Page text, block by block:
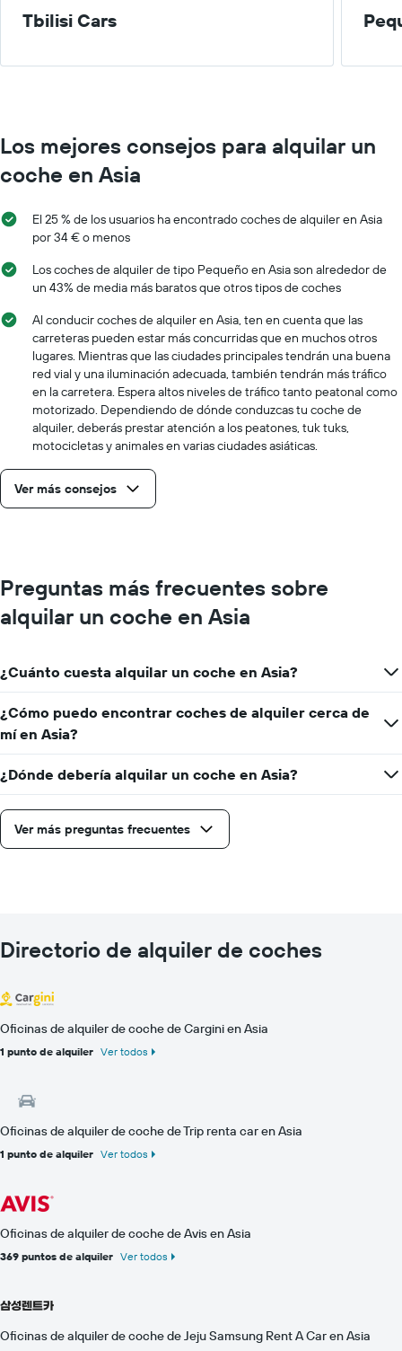
X
El
gráfico
tiene
eje
muestra
medio
de
un
alquiler
coche
para
un
día
Tbilisi Cars
Los mejores consejos para alquilar un
coche en Asia
El 25 % de los usuarios ha encontrado coches de alquiler en Asia
por 34 € o menos
Los coches de alquiler de tipo Pequeño en Asia son alrededor de
un 43% de media más baratos que otros tipos de coches
Al conducir coches de alquiler en Asia, ten en cuenta que las
carreteras pueden estar más concurridas que en muchos otros
lugares. Mientras que las ciudades principales tendrán una buena
red vial y una iluminación adecuada, también tendrán más tráfico
en la carretera. Espera altos niveles de tráfico tanto peatonal como
motorizado. Dependiendo de dónde conduzcas tu coche de
alquiler, deberás prestar atención a los peatones, tuk tuks,
motocicletas y animales en varias ciudades asiáticas.
Ver más consejos
Preguntas más frecuentes sobre
alquilar un coche en Asia
¿Cuánto cuesta alquilar un coche en Asia?
¿Cómo puedo encontrar coches de alquiler cerca de
mí en Asia?
¿Dónde debería alquilar un coche en Asia?
Ver más preguntas frecuentes
Directorio de alquiler de coches
Oficinas de alquiler de coche de Cargini en Asia
1 punto de alquiler Ver todos
Oficinas de alquiler de coche de Trip renta car en Asia
1 punto de alquiler Ver todos
Oficinas de alquiler de coche de Avis en Asia
369 puntos de alquiler Ver todos
Oficinas de alquiler de coche de Jeju Samsung Rent A Car en Asia